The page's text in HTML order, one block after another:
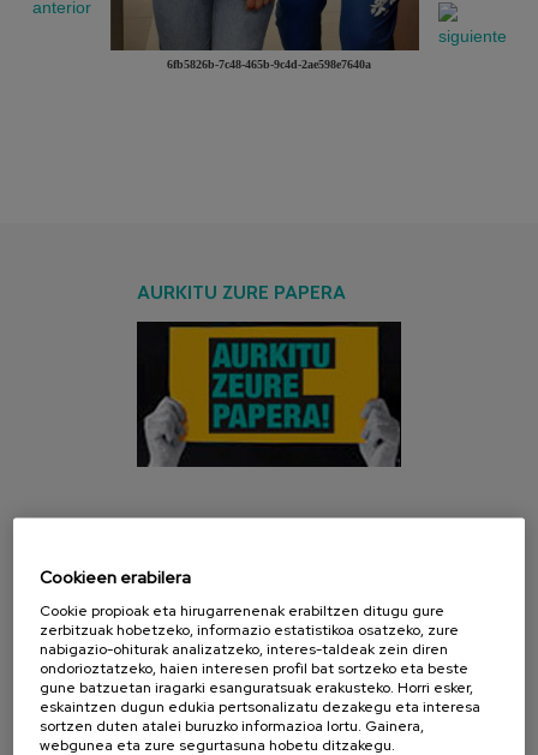
6fb5826b-7c48-465b-9c4d-2ae598e7640a
AURKITU ZURE PAPERA
Cookieen erabilera
Cookie propioak eta hirugarrenenak erabiltzen ditugu gure
zerbitzuak hobetzeko, informazio estatistikoa osatzeko, zure
nabigazio-ohiturak analizatzeko, interes-taldeak zein diren
ondorioztatzeko, haien interesen profil bat sortzeko eta beste
gune batzuetan iragarki esanguratsuak erakusteko. Horri esker,
eskaintzen dugun edukia pertsonalizatu dezakegu eta interesa
sortzen duten atalei buruzko informazioa lortu. Gainera,
webgunea eta zure segurtasuna hobetu ditzakegu.